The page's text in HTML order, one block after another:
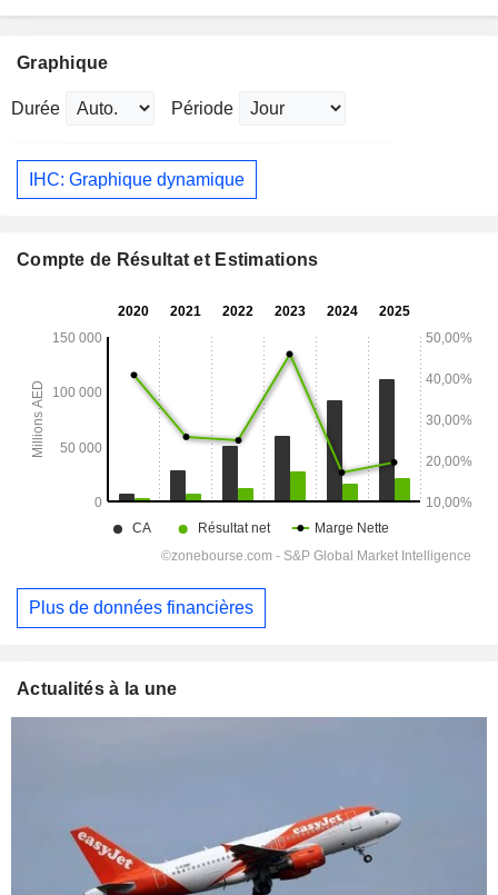
Graphique
Durée Période
IHC: Graphique dynamique
Compte de Résultat et Estimations
Plus de données financières
Actualités à la une